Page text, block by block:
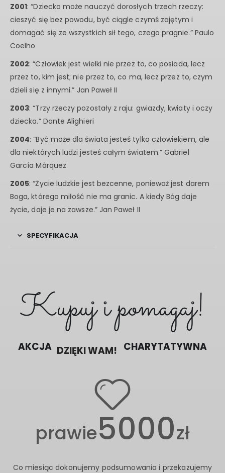
Z001: “Dziecko może nauczyć dorosłych trzech rzeczy:
cieszyć się bez powodu, być ciągle czymś zajętym i
domagać się ze wszystkich sił tego, czego pragnie.” Paulo
Coelho
Z002: “Człowiek jest wielki nie przez to, co posiada, lecz
przez to, kim jest; nie przez to, co ma, lecz przez to, czym
dzieli się z innymi.” Jan Paweł II
Z003: “Trzy rzeczy pozostały z raju: gwiazdy, kwiaty i oczy
dziecka.” Dante Alighieri
Z004: “Być może dla świata jesteś tylko człowiekiem, ale
dla niektórych ludzi jesteś całym światem.” Gabriel
García Márquez
Z005: “Życie ludzkie jest bezcenne, ponieważ jest darem
Boga, którego miłość nie ma granic. A kiedy Bóg daje
życie, daje je na zawsze.” Jan Paweł II
SPECYFIKACJA
Kupuj i pomagaj!
AKCJA DZIĘKI WAM! CHARYTATYWNA
prawie5000zł
Co miesiąc dokonujemy podsumowania i przekazujemy